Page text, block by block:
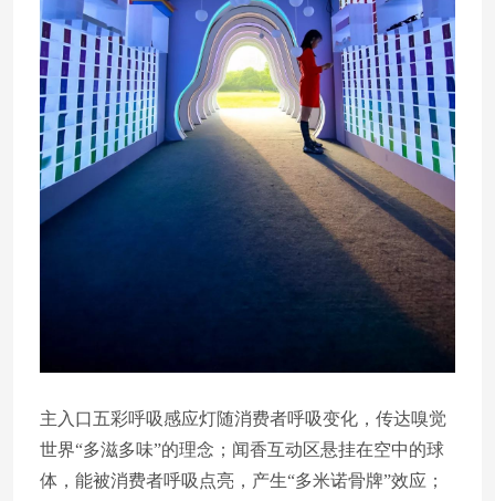
主入口五彩呼吸感应灯随消费者呼吸变化，传达嗅觉
世界“多滋多味”的理念；闻香互动区悬挂在空中的球
体，能被消费者呼吸点亮，产生“多米诺骨牌”效应；